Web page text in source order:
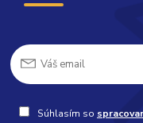
Súhlasím so